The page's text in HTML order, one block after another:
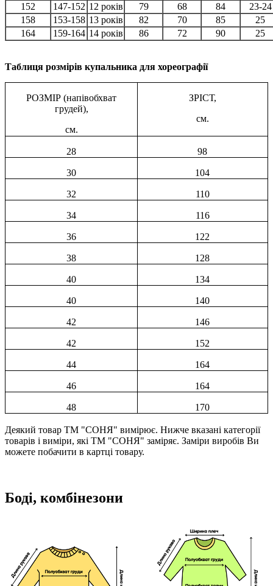
152 147-152 12 років 79 68 84
23-24
158
153-158 13 років 82 70 85
25
164
159-164 14 років 86 72 90 25
Таблиця розмірів купальника для хореографії
РОЗМІР (напівобхват
грудей),
см.
ЗРІСТ,
см.
28 98
30 104
32 110
34 116
36 122
38 128
40 134
40 140
42 146
42 152
44 164
46 164
48 170
Деякий товар ТМ "СОНЯ" вимірює. Нижче вказані категорії
товарів і виміри, які ТМ "СОНЯ" заміряє. Заміри виробів Ви
можете побачити в картці товару.
Боді, комбінезони